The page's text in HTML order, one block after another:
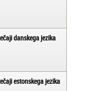
danskega jezika
estonskega jezika